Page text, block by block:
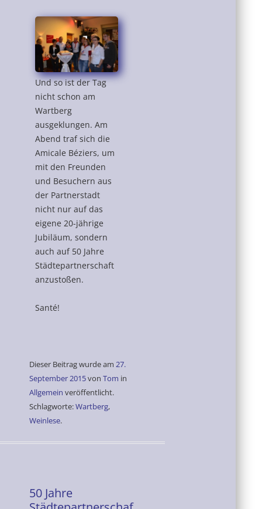
Und so ist der Tag
nicht schon am
Wartberg
ausgeklungen. Am
Abend traf sich die
Amicale Béziers, um
mit den Freunden
und Besuchern aus
der Partnerstadt
nicht nur auf das
eigene 20-jährige
Jubiläum, sondern
auch auf 50 Jahre
Städtepartnerschaft
anzustoßen.
Santé!
Dieser Beitrag wurde am 27.
September 2015von Tom in
Allgemein veröffentlicht.
Schlagworte:Wartberg,
Weinlese.
50 Jahre